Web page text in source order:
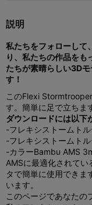
説明
私たちをフォローして
り、私たちの作品をも
たちが素晴らしい3D
す！
このFlexi
す。 簡単に足で立ちま
ダウンロードには以下
-フレキシストームトル
-フレキシストームト
-カラーBambu AMS
AMSに最適化されて
タで簡単に使用できま
います。
このページであなたの